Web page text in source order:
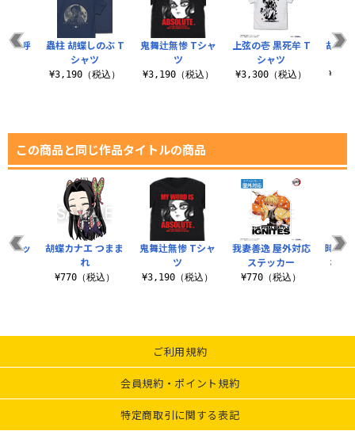
鬼舞辻無惨 Tシャ
ツ
¥3,190（税込）
上弦の壱 黒死牟 T
シャツ
¥3,300（税込）
胡蝶
の呼
蟲柱 胡蝶しのぶ T
シャツ
¥3,190（税込）
この商品と同じ作品タイトルの商品
鬼舞辻無惨 Tシャ
ツ
¥3,190（税込）
我妻善逸 屋外対応
ステッカー
¥770（税込）
時透
れ 刀
ィッ
胡蝶カナエ つまま
れ
¥770（税込）
ご利用規約
会員規約・ポイント規約
特定商取引に関する表記